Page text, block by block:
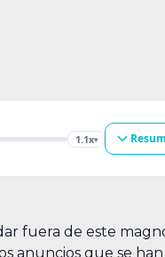
1.1x▾
fuera de este
anuncios que se